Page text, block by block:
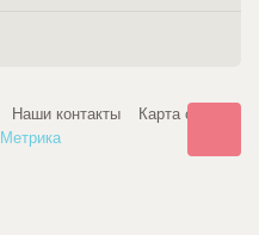
Наши контакты Карта сайта